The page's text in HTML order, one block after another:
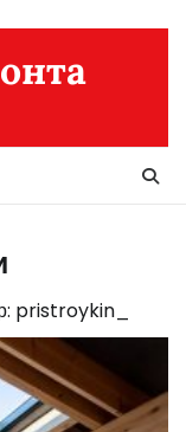
pristroykin_